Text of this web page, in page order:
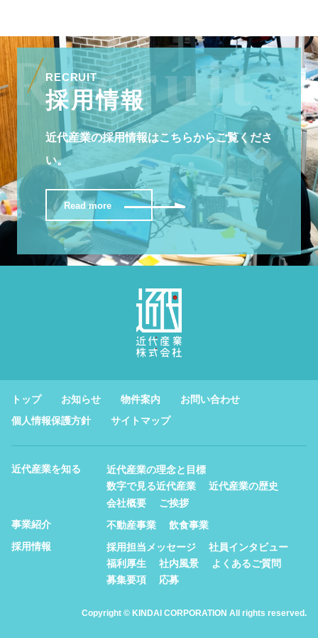
RECRUIT
採用情報
近代産業の採用情報はこちらからご覧くださ
い。
Read more
トップ お知らせ 物件案内
お問い合わせ
個人情報保護方針
サイトマップ
近代産業を知る
近代産業の理念と目標
数字で見る近代産業
近代産業の歴史
会社概要
ご挨拶
事業紹介
不動産事業
飲食事業
採用情報
採用担当メッセージ
社員インタビュー
福利厚生
社内風景
よくあるご質問
募集要項
応募
Copyright © KINDAI CORPORATION All rights reserved.